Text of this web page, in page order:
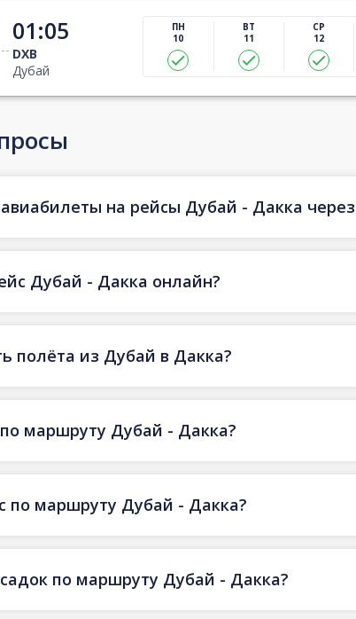
01:05
DXB
Дубай
ПН
10
ВТ
11
СР
12
на рейсы Дубай - Дакка
Дубай - Дакка онлайн?
полёта из Дубай в Дакка?
маршруту Дубай - Дакка?
по маршруту Дубай - Дакка?
по маршруту Дубай - Дакка?